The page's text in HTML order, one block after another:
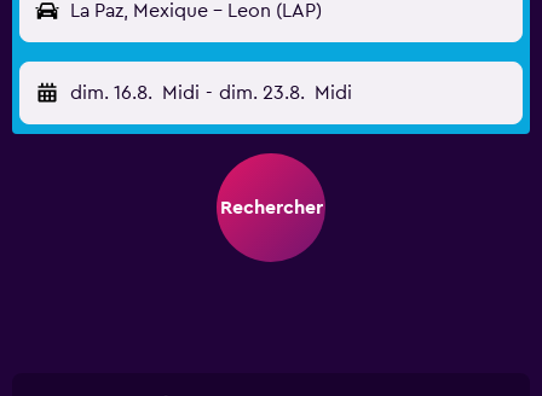
La Paz, Mexique - Leon (LAP)
dim. 16.8. Midi - dim. 23.8. Midi
Rechercher